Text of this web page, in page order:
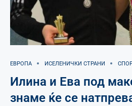
ЕВРОПА ИСЕЛЕНИЧКИ СТРАНИ
Илина и Ева под
знаме ќе се